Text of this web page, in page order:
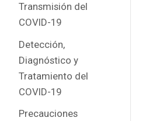
Transmisión del
COVID-19
Detección,
Diagnóstico y
Tratamiento del
COVID-19
Precauciones